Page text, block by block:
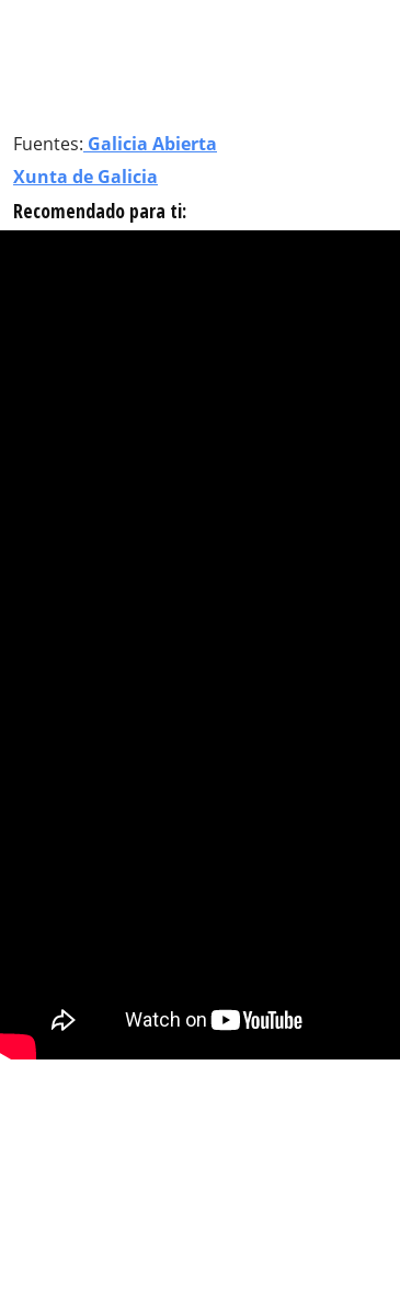
Fuentes: Galicia Abierta
Xunta de Galicia
Recomendado para ti: